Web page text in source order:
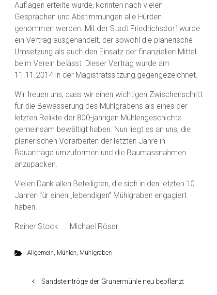
Auflagen erteilte wurde, konnten nach vielen
Gesprächen und Abstimmungen alle Hürden
genommen werden. Mit der Stadt Friedrichsdorf wurde
ein Vertrag ausgehandelt, der sowohl die planerische
Umsetzung als auch den Einsatz der finanziellen Mittel
beim Verein belässt. Dieser Vertrag wurde am
11.11.2014 in der Magistratssitzung gegengezeichnet.
Wir freuen uns, dass wir einen wichtigen Zwischenschritt
für die Bewässerung des Mühlgrabens als eines der
letzten Relikte der 800-jährigen Mühlengeschichte
gemeinsam bewältigt haben. Nun liegt es an uns, die
planerischen Vorarbeiten der letzten Jahre in
Bauanträge umzuformen und die Baumassnahmen
anzupacken.
Vielen Dank allen Beteiligten, die sich in den letzten 10
Jahren für einen „lebendigen“ Mühlgraben engagiert
haben.
Reiner Stock Michael Röser
Allgemein, Mühlen, Mühlgraben
Sandsteintröge der Grunermühle neu bepflanzt